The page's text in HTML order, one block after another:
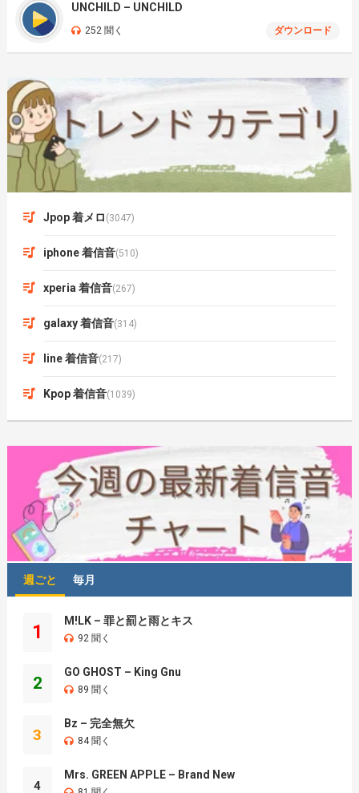
UNCHILD – UNCHILD
252 聞く ダウンロード
Jpop 着メロ (3047)
iphone 着信音(510)
xperia 着信音(267)
galaxy 着信音(314)
line 着信音(217)
Kpop 着信音(1039)
週ごと 毎月
1
M!LK – 罪と罰と雨とキス
92 聞く
2
GO GHOST – King Gnu
89 聞く
3
Bz – 完全無欠
84 聞く
4
Mrs. GREEN APPLE – Brand New